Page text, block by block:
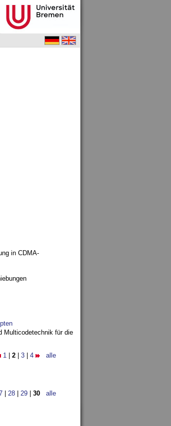
in CDMA-
Multicodetechnik für die
1 2 3 4 alle
28 29 30 alle